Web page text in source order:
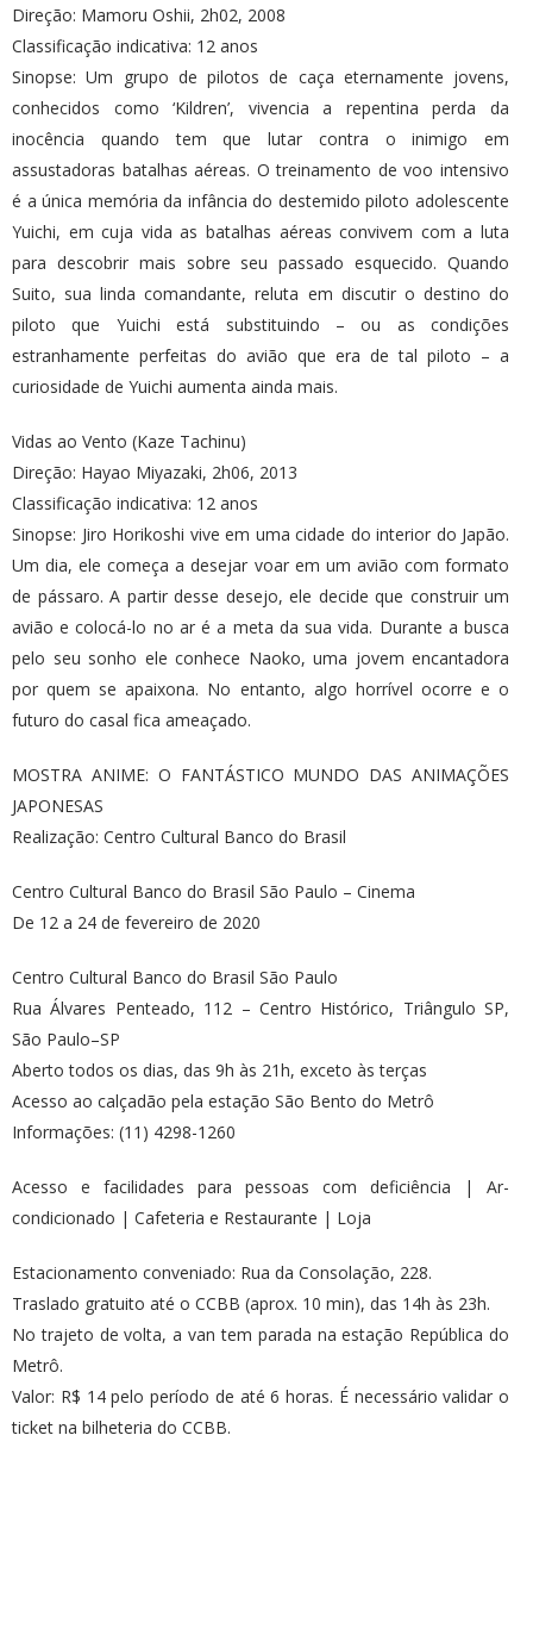
Direção: Mamoru Oshii, 2h02, 2008
Classificação indicativa: 12 anos
Sinopse: Um grupo de pilotos de caça eternamente jovens,
conhecidos como ‘Kildren’, vivencia a repentina perda da
inocência quando tem que lutar contra o inimigo em
assustadoras batalhas aéreas. O treinamento de voo intensivo
é a única memória da infância do destemido piloto adolescente
Yuichi, em cuja vida as batalhas aéreas convivem com a luta
para descobrir mais sobre seu passado esquecido. Quando
Suito, sua linda comandante, reluta em discutir o destino do
piloto que Yuichi está substituindo – ou as condições
estranhamente perfeitas do avião que era de tal piloto – a
curiosidade de Yuichi aumenta ainda mais.
Vidas ao Vento (Kaze Tachinu)
Direção: Hayao Miyazaki, 2h06, 2013
Classificação indicativa: 12 anos
Sinopse: Jiro Horikoshi vive em uma cidade do interior do Japão.
Um dia, ele começa a desejar voar em um avião com formato
de pássaro. A partir desse desejo, ele decide que construir um
avião e colocá-lo no ar é a meta da sua vida. Durante a busca
pelo seu sonho ele conhece Naoko, uma jovem encantadora
por quem se apaixona. No entanto, algo horrível ocorre e o
futuro do casal fica ameaçado.
MOSTRA ANIME: O FANTÁSTICO MUNDO DAS ANIMAÇÕES
JAPONESAS
Realização: Centro Cultural Banco do Brasil
Centro Cultural Banco do Brasil São Paulo – Cinema
De 12 a 24 de fevereiro de 2020
Centro Cultural Banco do Brasil São Paulo
Rua Álvares Penteado, 112 – Centro Histórico, Triângulo SP,
São Paulo–SP
Aberto todos os dias, das 9h às 21h, exceto às terças
Acesso ao calçadão pela estação São Bento do Metrô
Informações: (11) 4298-1260
Acesso e facilidades para pessoas com deficiência | Ar-
condicionado | Cafeteria e Restaurante | Loja
Estacionamento conveniado: Rua da Consolação, 228.
Traslado gratuito até o CCBB (aprox. 10 min), das 14h às 23h.
No trajeto de volta, a van tem parada na estação República do
Metrô.
Valor: R$ 14 pelo período de até 6 horas. É necessário validar o
ticket na bilheteria do CCBB.